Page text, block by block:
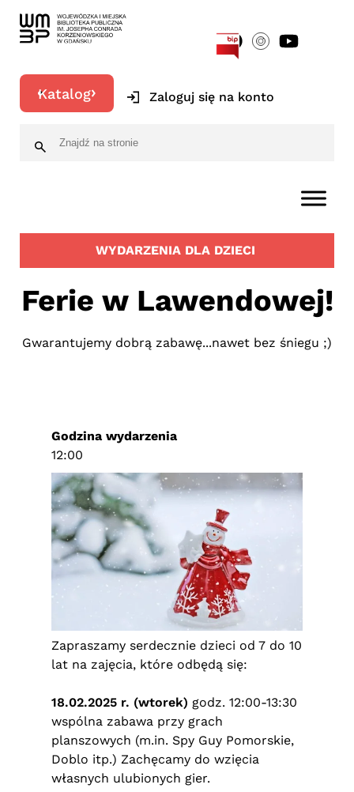
Katalog Zaloguj się na konto
WYDARZENIA DLA DZIECI
Ferie w Lawendowej!
Gwarantujemy dobrą zabawę...nawet bez śniegu ;)
Zapraszamy serdecznie dzieci od 7 do 10
lat na zajęcia, które odbędą się:
18.02.2025 r. (wtorek) godz. 12:00-13:30
wspólna zabawa przy grach
planszowych (m.in. Spy Guy Pomorskie,
Doblo itp.) Zachęcamy do wzięcia
własnych ulubionych gier.
Godzina wydarzenia
12:00